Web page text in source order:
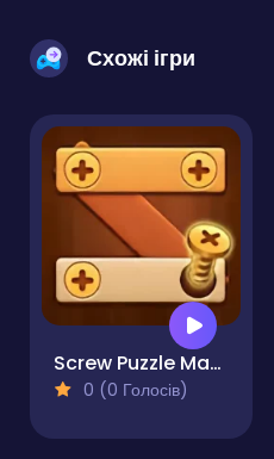
Схожі ігри
Screw Puzzle Master
0 (0 Голосів)